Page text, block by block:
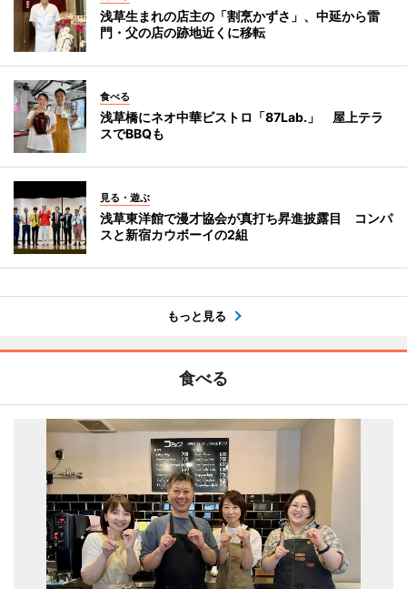
浅草生まれの店主の「割烹かずさ」、中延から雷
門・父の店の跡地近くに移転
食べる
浅草橋にネオ中華ビストロ「87Lab.」 屋上テラ
スでBBQも
見る・遊ぶ
浅草東洋館で漫才協会が真打ち昇進披露目 コンパ
スと新宿カウボーイの2組
もっと見る
食べる